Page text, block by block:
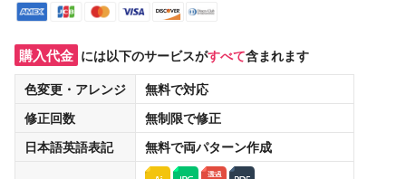
購入代金 には以下のサービスがすべて含まれます
色変更・アレンジ
無料で対応
修正回数
無制限で修正
日本語英語表記
無料で両パターン作成